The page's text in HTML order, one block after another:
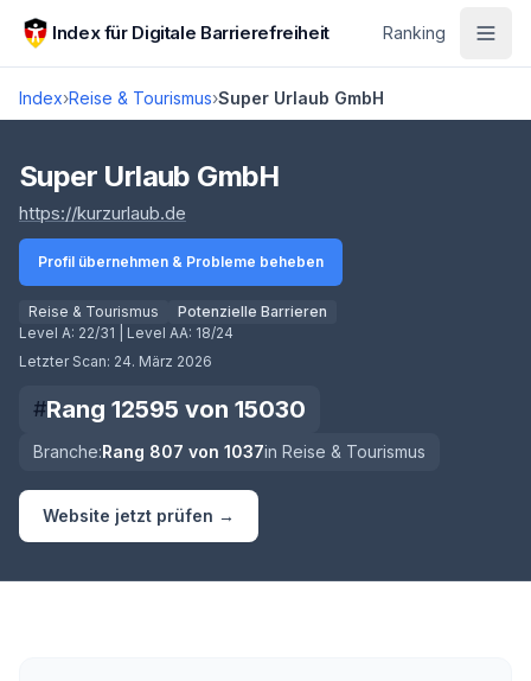
Zum Hauptinhalt springen
Index für Digitale Barrierefreiheit Ranking
Index›Reise & Tourismus›Super Urlaub GmbH
Score lädt
Super Urlaub GmbH
https://kurzurlaub.de
Profil übernehmen & Probleme beheben
Reise & Tourismus
Potenzielle Barrieren
Level A: 22/31 | Level AA: 18/24
Letzter Scan: 24. März 2026
#Rang 12595 von 15030
Branche:Rang 807 von 1037in Reise & Tourismus
Website jetzt prüfen →